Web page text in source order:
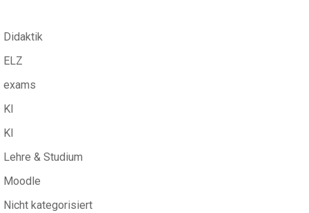
Didaktik
ELZ
exams
KI
KI
Lehre & Studium
Moodle
Nicht kategorisiert